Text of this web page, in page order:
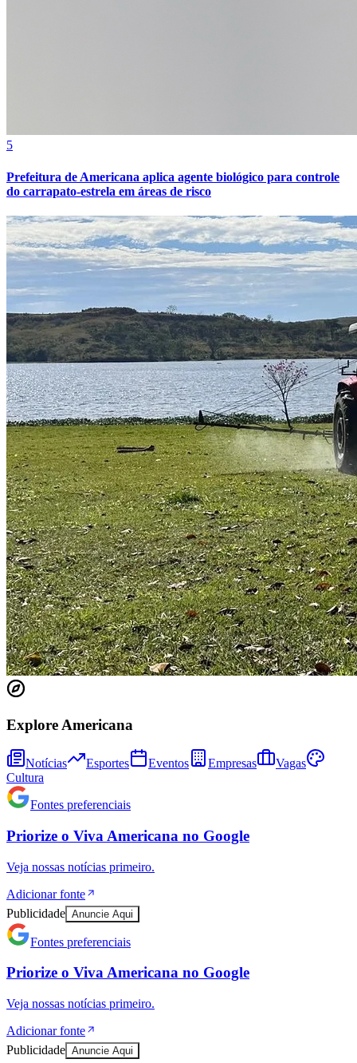
Vitória
Sport
5
Prefeitura de Americana aplica agente biológico para controle
do carrapato-estrela em áreas de risco
Explore Americana
Notícias Esportes Eventos Empresas
Vagas
Cultura
Fontes preferenciais
Priorize o Viva Americana no Google
Veja nossas notícias primeiro.
Adicionar fonte
Publicidade Anuncie Aqui
Fontes preferenciais
Priorize o Viva Americana no Google
Veja nossas notícias primeiro.
Adicionar fonte
Publicidade Anuncie Aqui